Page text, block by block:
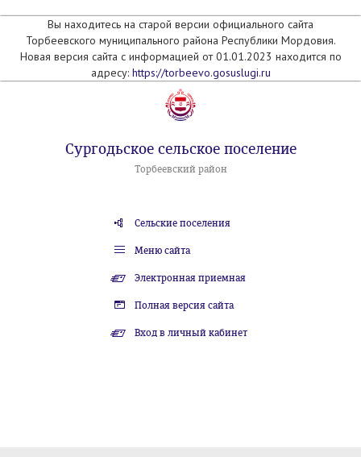
Вы находитесь на старой версии официального сайта
Торбеевского муниципального района Республики Мордовия.
Новая версия сайта с информацией от 01.01.2023 находится по
адресу: https://torbeevo.gosuslugi.ru
Сургодьское сельское поселение
Торбеевский район
Сельские поселения
Меню сайта
Электронная приемная
Полная версия сайта
Вход в личный кабинет